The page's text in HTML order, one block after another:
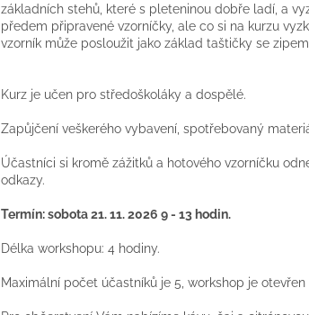
základních stehů, které s pleteninou dobře ladí, a
předem připravené vzorníčky, ale co si na kurzu
vzorník může posloužit jako základ taštičky se
Kurz je učen pro středoškoláky a dospělé.
Zapůjčení veškerého vybavení, spotřebovaný
Účastníci si kromě zážitků a hotového vzorníčku
odkazy.
Termín: sobota 21. 11. 2026 9 - 13 hodin.
Délka workshopu: 4 hodiny.
Maximální počet účastníků je 5, workshop je